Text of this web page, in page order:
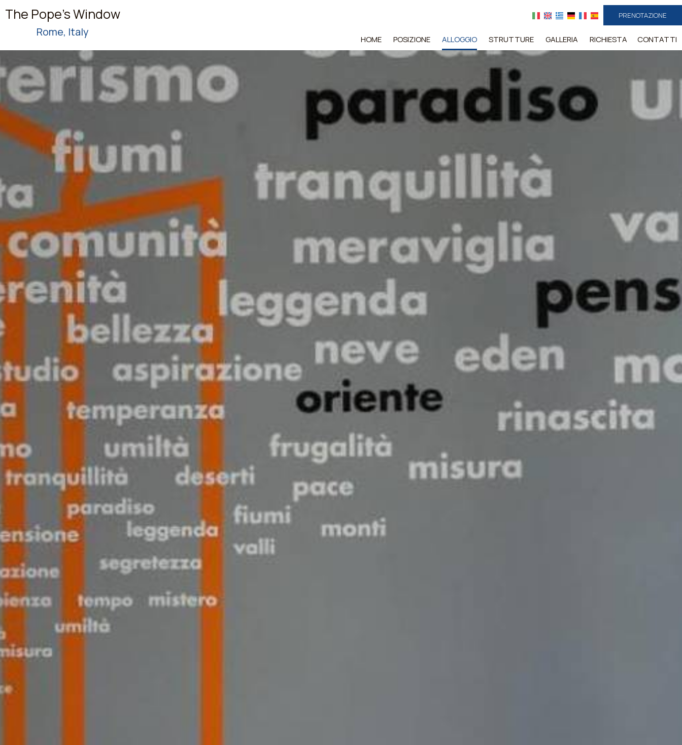
The Pope's Window
Rome, Italy
PRENOTAZIONE
HOME POSIZIONE ALLOGGIO STRUTTURE GALLERIA RICHIESTA CONTATTI